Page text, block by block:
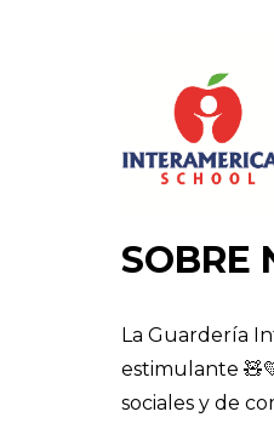
SOBRE
La Guardería
estimulante
sociales y de